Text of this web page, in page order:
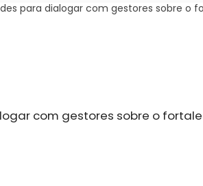
para dialogar com gestores sobre o
com gestores sobre o